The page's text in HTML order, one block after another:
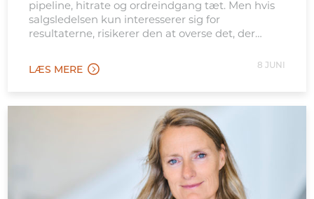
pipeline, hitrate og ordreindgang tæt. Men hvis
salgsledelsen kun interesserer sig for
resultaterne, risikerer den at overse det, der
LÆS MERE 8 JUNI